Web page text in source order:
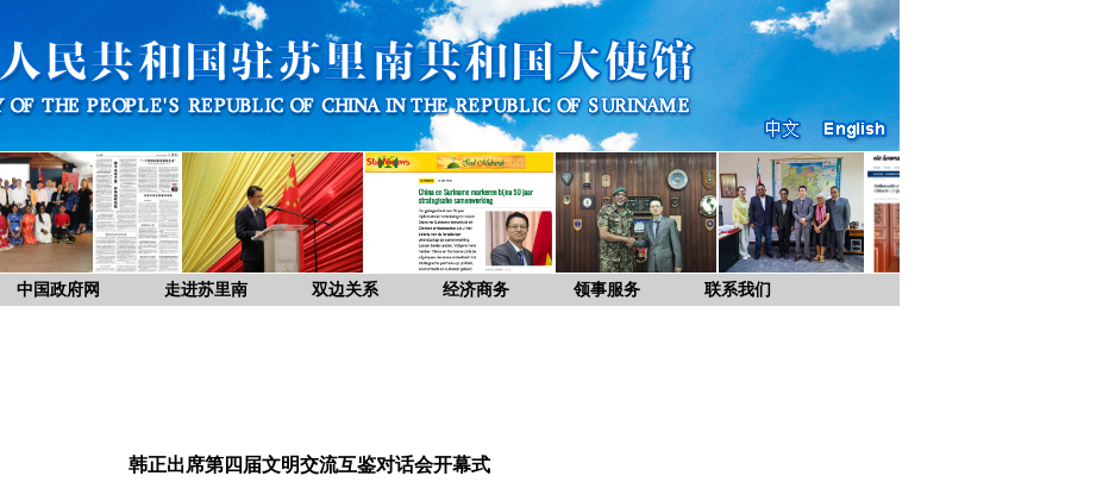
中国政府网 走进苏里南 双边关系 经济商务 领事服务 联系我们
韩正出席第四届文明交流互鉴对话会开幕式